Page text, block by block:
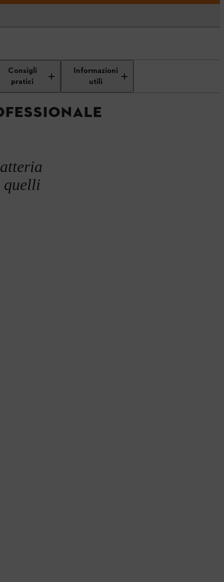
Consigli
pratici
Informazioni
utili
delle batterie nell'impiego
professionale
quelli